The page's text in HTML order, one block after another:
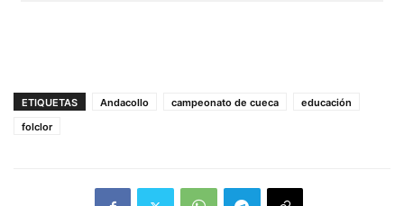
ETIQUETAS Andacollo campeonato de cueca
educación
folclor